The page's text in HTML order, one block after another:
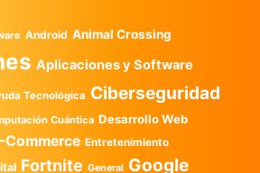
Android Animal Crossing
Aplicaciones y Software
Tecnológica Ciberseguridad
Cuántica Desarrollo Web
Commerce Entretenimiento
Fortnite General Google